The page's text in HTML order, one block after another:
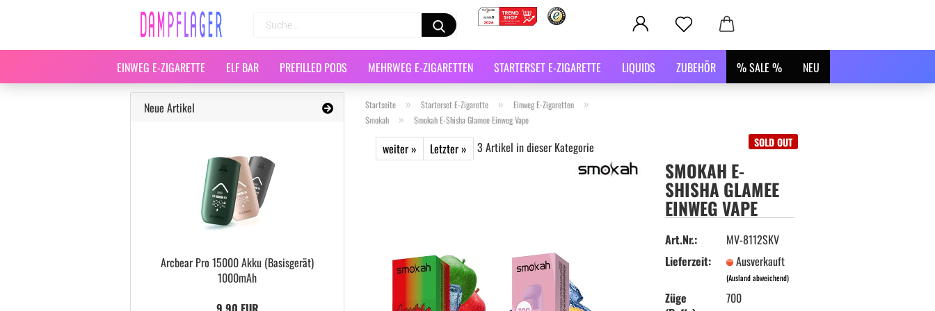
EINWEG E-ZIGARETTE ELF BAR PREFILLED PODS MEHRWEG E-ZIGARETTEN STARTERSET E-ZIGARETTE LIQUIDS ZUBEHÖR % SALE % NEU
Startseite » Starterset E-Zigarette » Einweg E-Zigaretten »
Smokah » Smokah E-Shisha Glamee Einweg Vape
weiter » Letzter » 3 Artikel in dieser Kategorie SOLD OUT
SMOKAH E-
SHISHA GLAMEE
EINWEG VAPE
Art.Nr.:
MV-8112SKV
Lieferzeit:
Ausverkauft
(Ausland abweichend)
Züge
700
Neue Artikel
Arcbear Pro 15000 Akku (Basisgerät)
1000mAh